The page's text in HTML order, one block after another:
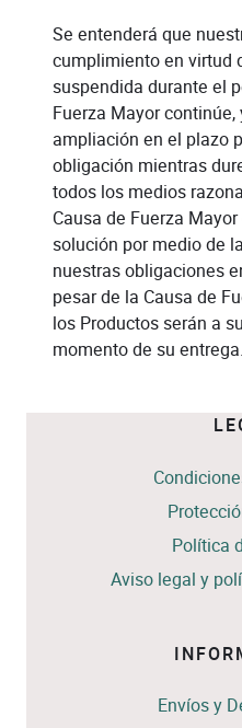
Se entenderá que
cumplimiento en virtud
suspendida durante el
Fuerza Mayor
ampliación en el plazo
obligación mientras
todos los medios
Causa de Fuerza
solución por medio de
nuestras obligaciones
pesar de la Causa de
los Productos serán a
momento de su entrega.
Política
Aviso legal y
Envíos y